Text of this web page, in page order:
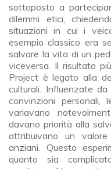
sottoposto a
dilemmi etici,
situazioni in cui i
esempio classico era
salvare la vita di un
viceversa. Il risultato
Project è legato alla
culturali. Influenzate
convinzioni personali,
variavano
davano priorità alla
attribuivano un
anziani. Questo
quanto sia